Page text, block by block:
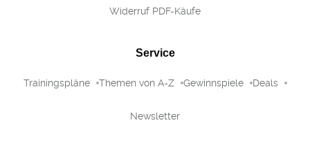
Widerruf PDF-Käufe
Service
Trainingspläne Themen von A-Z Gewinnspiele Deals
Newsletter